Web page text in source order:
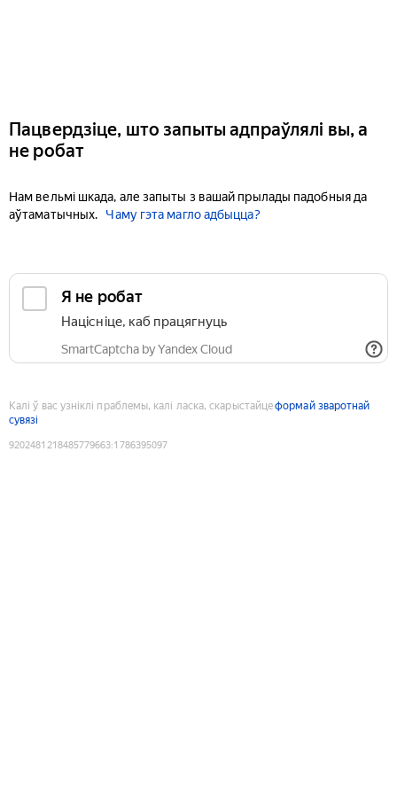
Пацвердзіце, што запыты адпраўлялі вы, а
не робат
Нам вельмі шкада, але запыты з вашай прылады падобныя да
аўтаматычных.
Чаму гэта магло адбыцца?
Я не робат
Націсніце, каб працягнуць
SmartCaptcha by Yandex Cloud
Калі ў вас узніклі праблемы, калі ласка, скарыстайцеформай зваротнай
сувязі
9202481218485779663:1786395097